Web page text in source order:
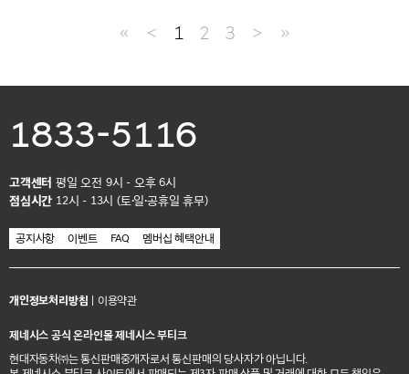
≪ ＜ 1 2 3 ＞ ≫
1833-5116
고객센터 평일 오전 9시 - 오후 6시
점심시간 12시 - 13시 (토·일·공휴일 휴무)
공지사항 이벤트 FAQ 멤버십 혜택안내
개인정보처리방침 | 이용약관
제네시스 공식 온라인몰 제네시스 부티크
현대자동차㈜는 통신판매중개자로서 통신판매의 당사자가 아닙니다.